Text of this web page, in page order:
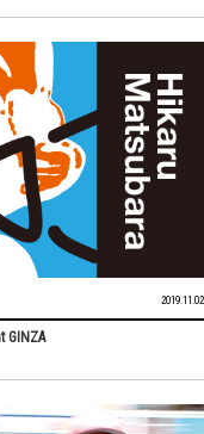
2019.11.02
GINZA